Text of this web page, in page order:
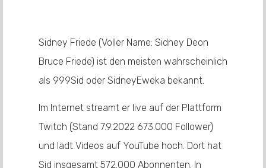
Sidney Friede (Voller Name: Sidney Deon
Bruce Friede) ist den meisten wahrscheinlich
als 999Sid oder SidneyEweka bekannt.
Im Internet streamt er live auf der Plattform
Twitch (Stand 7.9.2022 673.000 Follower)
und lädt Videos auf YouTube hoch. Dort hat
Sid insgesamt 572.000 Abonnenten. In